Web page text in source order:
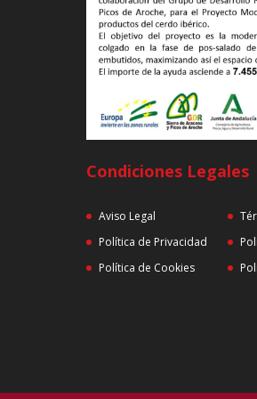
Condiciones Legales
Aviso Legal
Política de Privacidad
Política de Cookies